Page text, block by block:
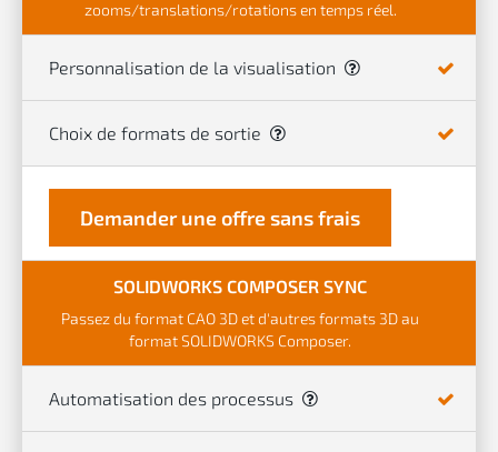
zooms/translations/rotations en temps réel.
Personnalisation de la visualisation
Choix de formats de sortie
Demander une offre sans frais
SOLIDWORKS COMPOSER SYNC
Passez du format CAO 3D et d'autres formats 3D au
format SOLIDWORKS Composer.
Automatisation des processus